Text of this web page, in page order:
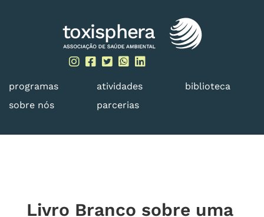
programas atividades
biblioteca
sobre nós
parcerias
Livro Branco sobre uma